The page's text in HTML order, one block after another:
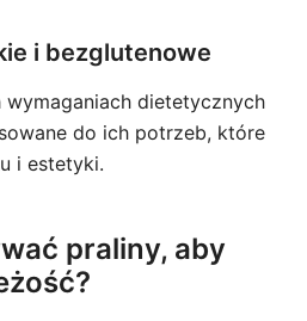
i bezglutenowe
dietetycznych
do ich potrzeb, które
i estetyki.
praliny, aby